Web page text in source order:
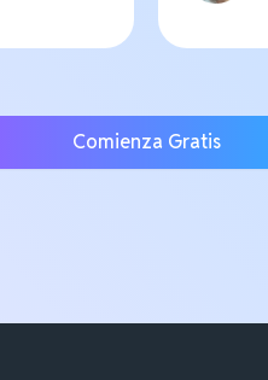
Comienza Gratis